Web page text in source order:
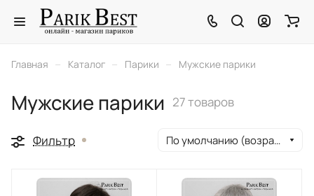
Главная – Каталог – Парики – Мужские парики
Мужские парики 27 товаров
Фильтр По умолчанию (возрастание)